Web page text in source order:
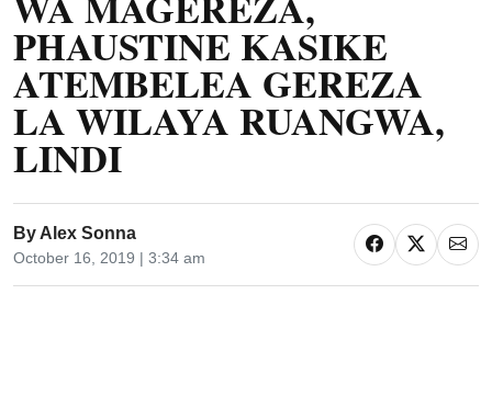
PHAUSTINE KASIKE
ATEMBELEA GEREZA
LA WILAYA RUANGWA,
LINDI
By Alex Sonna
October 16, 2019 | 3:34 am